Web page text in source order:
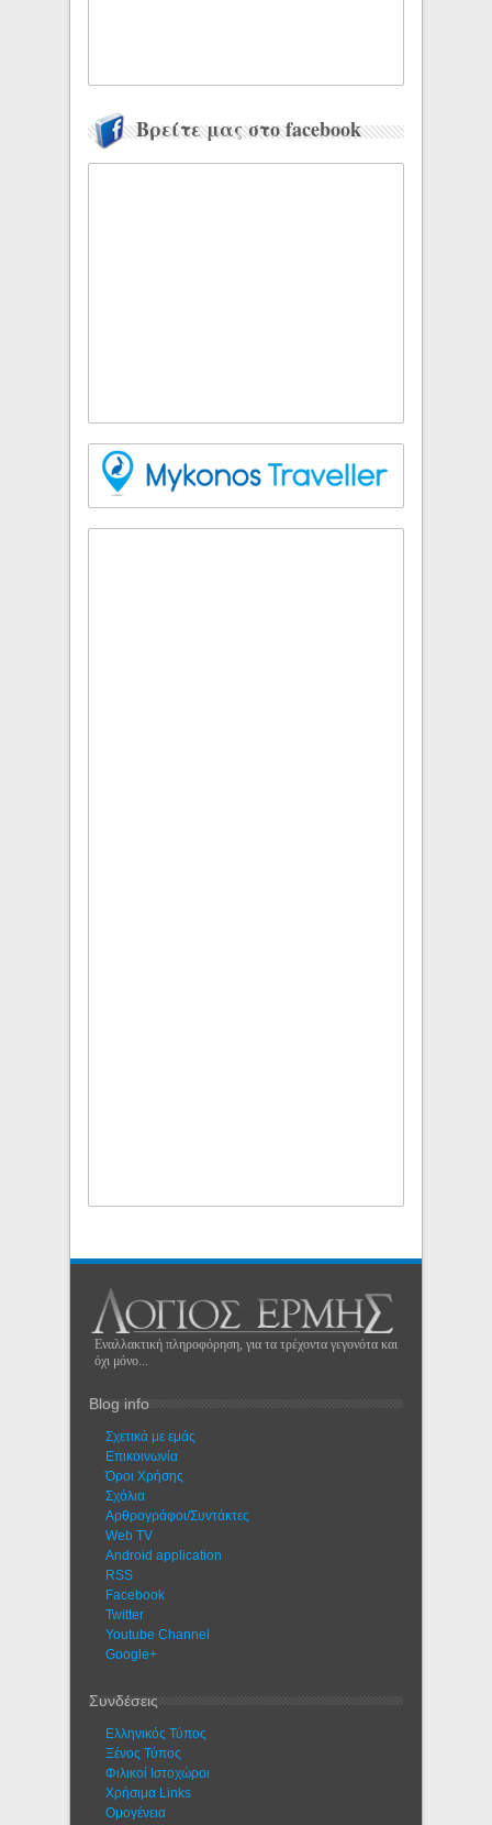
Βρείτε μας στο facebook
Εναλλακτική πληροφόρηση, για τα τρέχοντα γεγονότα και
όχι μόνο...
Blog info
Σχετικά με εμάς
Eπικοινωνία
Όροι Χρήσης
Σχόλια
Αρθρογράφοι/Συντάκτες
Web TV
Android application
RSS
Facebook
Twitter
Youtube Channel
Google+
Συνδέσεις
Ελληνικός Τύπος
Ξένος Τύπος
Φιλικοί Ιστοχώροι
Χρήσιμα Links
Ομογένεια